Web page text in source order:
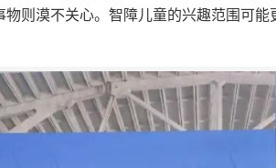
则漠不关心。智障儿童的兴趣范围可